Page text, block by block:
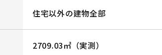
住宅以外の建物全部
2709.03㎡（実測）